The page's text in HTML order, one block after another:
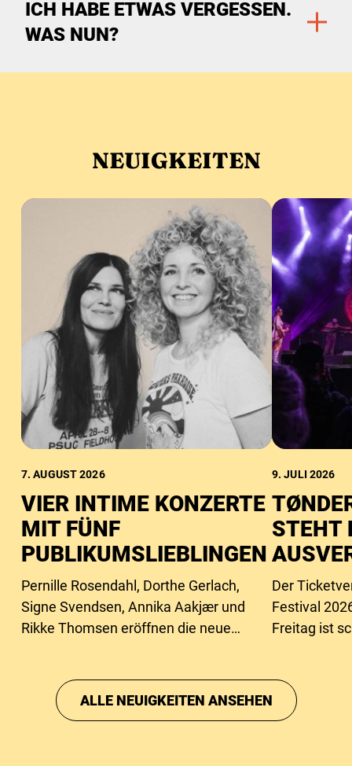
ICH HABE ETWAS VERGESSEN.
WAS NUN?
NEUIGKEITEN
7. AUGUST 2026
VIER INTIME KONZERTE
MIT FÜNF
PUBLIKUMSLIEBLINGEN
Pernille Rosendahl, Dorthe Gerlach,
Signe Svendsen, Annika Aakjær und
Rikke Thomsen eröffnen die neue
9. JULI 2026
STEHT
Der
Festival
Freitag ist
ALLE NEUIGKEITEN ANSEHEN